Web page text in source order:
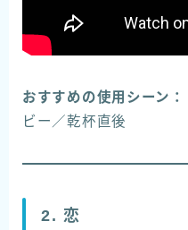
おすすめの使用シーン：
ビー／乾杯直後
2. 恋